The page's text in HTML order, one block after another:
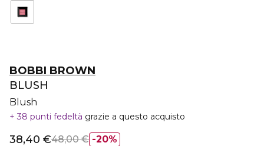
BOBBI BROWN
BLUSH
Blush
38 punti fedeltà grazie a questo acquisto
20%
38,40 €48,00 €